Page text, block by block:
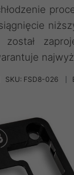
SKU: FSD8-026